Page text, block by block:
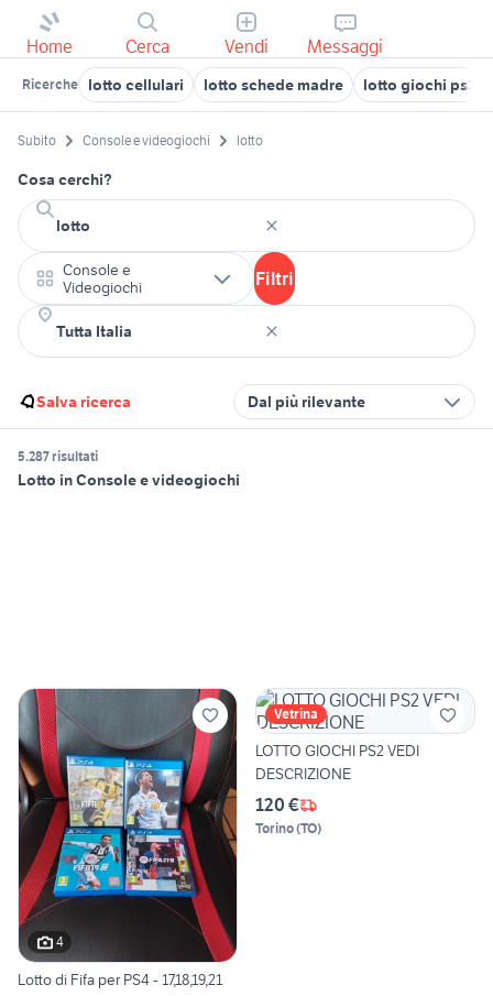
Home Cerca Vendi Messaggi
Ricerche lotto cellulari lotto schede madre lotto giochi ps1
Subito Console e videogiochi lotto
Cosa cerchi?
Console e
Videogiochi
Filtri
Salva ricerca Dal più rilevante
5.287 risultati
Lotto in Console e videogiochi
4
Lotto di Fifa per PS4 - 17,18,19,21
Vetrina
LOTTO GIOCHI PS2 VEDI
DESCRIZIONE
120 €
Torino(TO)